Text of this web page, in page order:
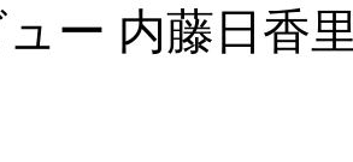
ー 内藤日香